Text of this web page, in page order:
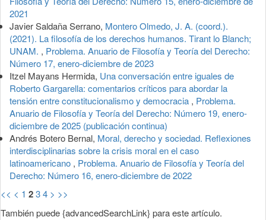
2021
Javier Saldaña Serrano, Montero Olmedo, J. A. (coord.).
(2021). La filosofía de los derechos humanos. Tirant lo Blanch;
UNAM. , Problema. Anuario de Filosofía y Teoría del Derecho:
Número 17, enero-diciembre de 2023
Itzel Mayans Hermida, Una conversación entre iguales de
Roberto Gargarella: comentarios críticos para abordar la
tensión entre constitucionalismo y democracia , Problema.
Anuario de Filosofía y Teoría del Derecho: Número 19, enero-
diciembre de 2025 (publicación continua)
Andrés Botero Bernal, Moral, derecho y sociedad. Reflexiones
interdisciplinarias sobre la crisis moral en el caso
latinoamericano , Problema. Anuario de Filosofía y Teoría del
Derecho: Número 16, enero-diciembre de 2022
<< < 1 234 > >>
También puede {advancedSearchLink} para este artículo.